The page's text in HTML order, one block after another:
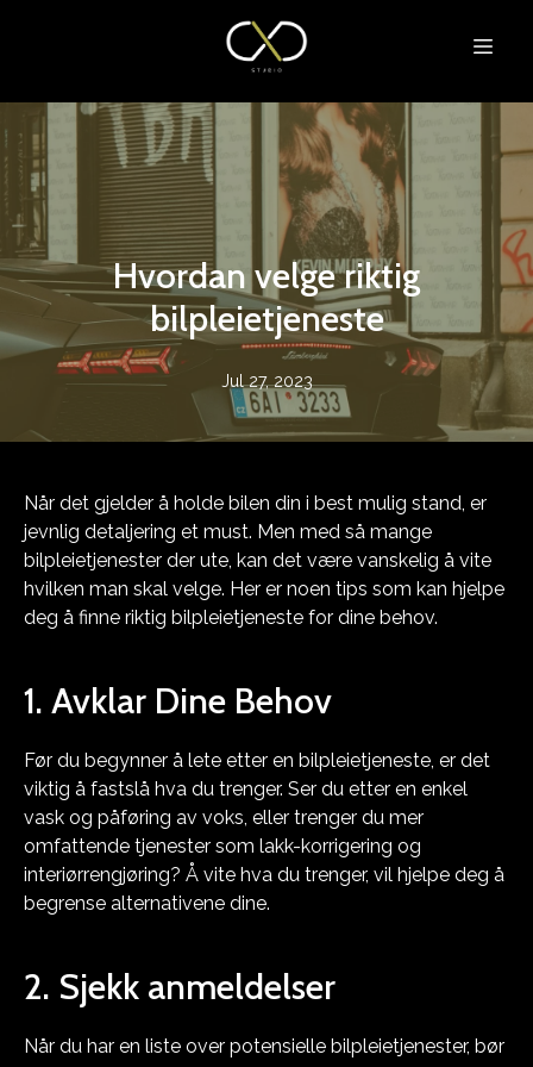
Hvordan velge riktig
bilpleietjeneste
Jul 27, 2023
Når det gjelder å holde bilen din i best mulig stand, er
jevnlig detaljering et must. Men med så mange
bilpleietjenester der ute, kan det være vanskelig å vite
hvilken man skal velge. Her er noen tips som kan hjelpe
deg å finne riktig bilpleietjeneste for dine behov.
1. Avklar Dine Behov
Før du begynner å lete etter en bilpleietjeneste, er det
viktig å fastslå hva du trenger. Ser du etter en enkel
vask og påføring av voks, eller trenger du mer
omfattende tjenester som lakk-korrigering og
interiørrengjøring? Å vite hva du trenger, vil hjelpe deg å
begrense alternativene dine.
2. Sjekk anmeldelser
Når du har en liste over potensielle bilpleietjenester, bør